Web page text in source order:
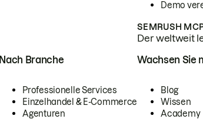
Demo
SEMRUSH
Der weltweit
Nach Branche
Professionelle Services
Einzelhandel & E-Commerce
Agenturen
Wachsen Sie
Blog
Wissen
Academy